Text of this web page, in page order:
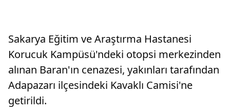
Sakarya Eğitim ve Araştırma Hastanesi
Korucuk Kampüsü'ndeki otopsi merkezinden
alınan Baran'ın cenazesi, yakınları tarafından
Adapazarı ilçesindeki Kavaklı Camisi'ne
getirildi.